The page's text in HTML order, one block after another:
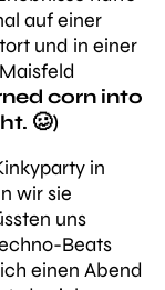
auf einer
und in einer
corn into
🥴)
in
wir sie
uns
Beats
einen Abend